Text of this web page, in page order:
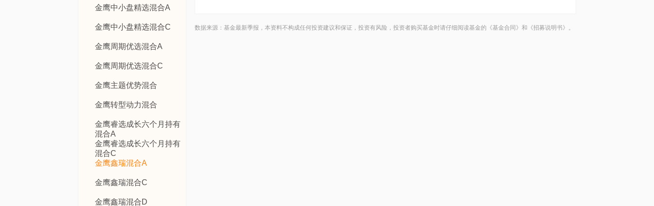
金鹰中小盘精选混合A
金鹰中小盘精选混合C
金鹰周期优选混合A
金鹰周期优选混合C
金鹰主题优势混合
金鹰转型动力混合
金鹰睿选成长六个月持有
混合A
金鹰睿选成长六个月持有
混合C
金鹰鑫瑞混合A
金鹰鑫瑞混合C
金鹰鑫瑞混合D
数据来源：基金最新季报，本资料不构成任何投资建议和保证，投资有风险，投资者购买基金时请仔细阅读基金的《基金合同》和《招募说明书》。